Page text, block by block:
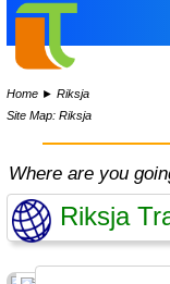
Home ►Riksja
Site Map: Riksja
Where are you